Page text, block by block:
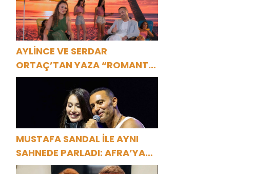
AYLİNCE VE SERDAR
ORTAÇ’TAN YAZA “ROMANTİK
AŞK” BOMBASI!
MUSTAFA SANDAL İLE AYNI
SAHNEDE PARLADI: AFRA’YA
HARBİYE’DE BÜYÜK ALKIŞ